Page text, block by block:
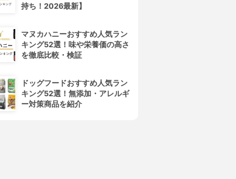
持ち！2026最新】
マヌカハニーおすすめ人気ラン
キング52選！味や栄養価の高さ
を徹底比較・検証
ドッグフードおすすめ人気ラン
キング52選！無添加・アレルギ
ー対策商品を紹介